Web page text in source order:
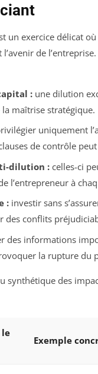
un exercice délicat
de
:une dilution
maîtrise stratégique.
uniquement
de contrôle
dilution :celles-ci
l’entrepreneur à
:investir sans
des conflits
des informations
la rupture du
synthétique des
le
Exemple